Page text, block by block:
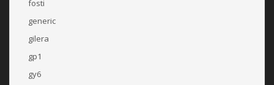
fosti
generic
gilera
gp1
gy6